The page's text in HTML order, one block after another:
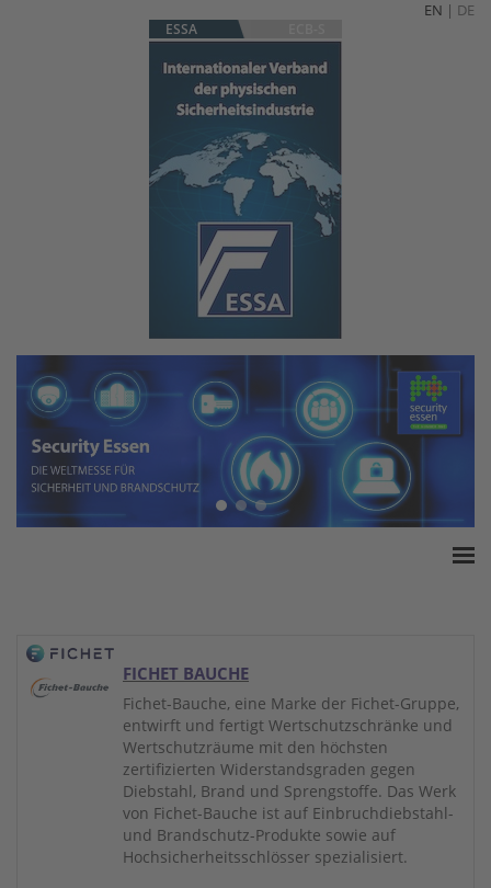
EN | DE
ESSA
White Paper
Produkte
Versicherungssummen
FICHET BAUCHE
Fichet-Bauche, eine Marke der Fichet-Gruppe,
entwirft und fertigt Wertschutzschränke und
Wertschutzräume mit den höchsten
zertifizierten Widerstandsgraden gegen
Diebstahl, Brand und Sprengstoffe. Das Werk
von Fichet-Bauche ist auf Einbruchdiebstahl-
und Brandschutz-Produkte sowie auf
Hochsicherheitsschlösser spezialisiert.